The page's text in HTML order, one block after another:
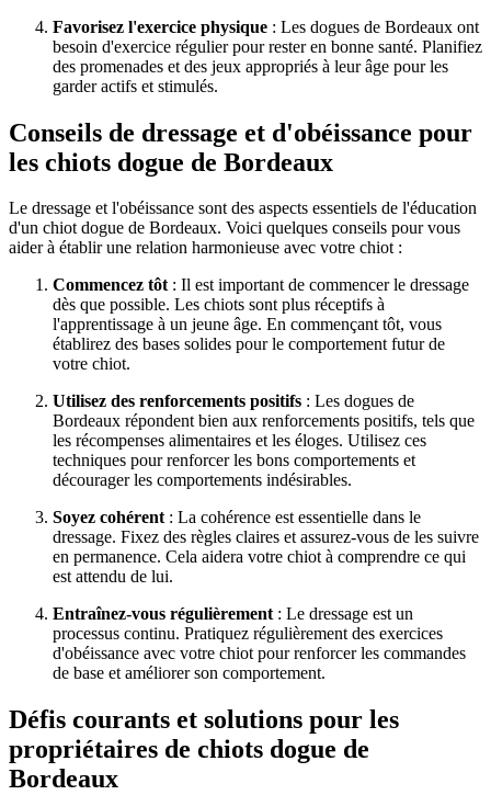
Favorisez l'exercice physique : Les dogues de Bordeaux ont
besoin d'exercice régulier pour rester en bonne santé. Planifiez
des promenades et des jeux appropriés à leur âge pour les
garder actifs et stimulés.
Conseils de dressage et d'obéissance pour
les chiots dogue de Bordeaux
Le dressage et l'obéissance sont des aspects essentiels de l'éducation
d'un chiot dogue de Bordeaux. Voici quelques conseils pour vous
aider à établir une relation harmonieuse avec votre chiot :
Commencez tôt : Il est important de commencer le dressage
dès que possible. Les chiots sont plus réceptifs à
l'apprentissage à un jeune âge. En commençant tôt, vous
établirez des bases solides pour le comportement futur de
votre chiot.
Utilisez des renforcements positifs : Les dogues de
Bordeaux répondent bien aux renforcements positifs, tels que
les récompenses alimentaires et les éloges. Utilisez ces
techniques pour renforcer les bons comportements et
décourager les comportements indésirables.
Soyez cohérent : La cohérence est essentielle dans le
dressage. Fixez des règles claires et assurez-vous de les suivre
en permanence. Cela aidera votre chiot à comprendre ce qui
est attendu de lui.
Entraînez-vous régulièrement : Le dressage est un
processus continu. Pratiquez régulièrement des exercices
d'obéissance avec votre chiot pour renforcer les commandes
de base et améliorer son comportement.
Défis courants et solutions pour les
propriétaires de chiots dogue de
Bordeaux